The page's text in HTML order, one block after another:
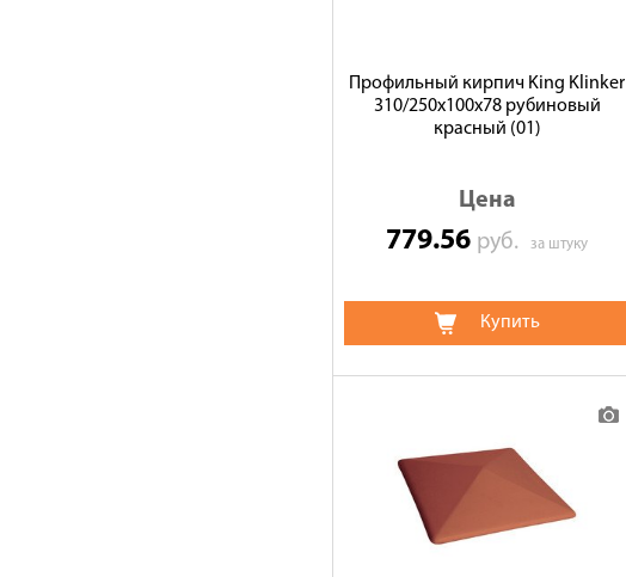
Профильный кирпич King Klinker
310/250x100x78 рубиновый
красный (01)
Цена
779.56 руб.за штуку
Купить